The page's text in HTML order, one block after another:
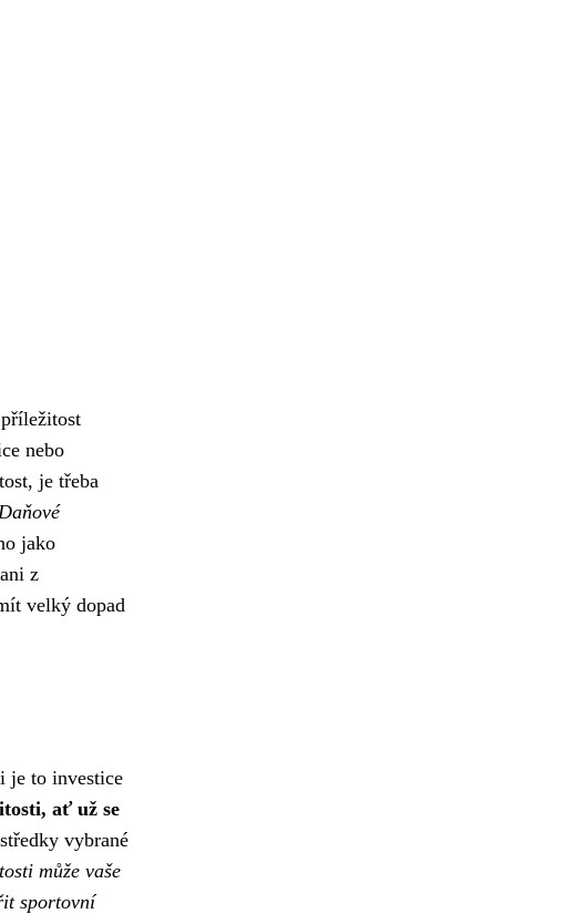
nebo
je třeba
Daňové
jako
z
velký dopad
je to investice
ať už se
vybrané
může vaše
sportovní